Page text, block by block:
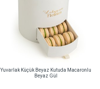
Yuvarlak Küçük Beyaz Kutuda Macaronlu
Beyaz Gül